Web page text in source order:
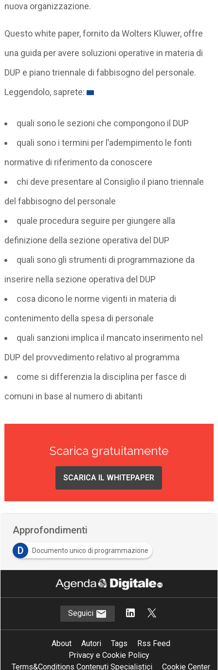
nuova organizzazione.
Questo white paper, fornito da Wolters Kluwer, offre
una guida per avere soluzioni operative in materia di
DUP e piano triennale di fabbisogno del personale.
Leggendolo, saprete:
quali sono le sezioni che compongono il DUP
quali sono i termini per l’adempimento le fonti
normative di riferimento da conoscere
chi deve presentare al Consiglio il piano triennale
del fabbisogno del personale
quale procedura seguire per giungere alla
definizione della sezione operativa del DUP
quali sono gli strumenti di programmazione da
inserire nella sezione operativa del DUP
cosa dicono le norme vigenti in materia di
contenimento della spesa di personale
quali sanzioni implica il mancato inserimento nel
DUP del provvedimento relativo al programma
come si differenzia la disciplina per fasce di
comuni in base al numero di abitanti
Scarica gratuitamente
SCARICA IL WHITEPAPER
Approfondimenti
D
Documento unico di programmazione
D DUP
Seguici
About Autori Tags
Rss Feed
Privacy e Cookie Policy
Terms&Conditions Contenuti Specialistici
Cookie Center